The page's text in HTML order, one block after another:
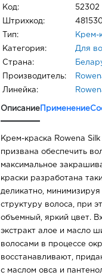
Код: 52302
Штрихкод:
Тип: Крем-
Категория: Для
Страна:
Производитель:
Линейка:
Описание Применение
Крем-краска Rowena
призвана обеспечить
максимальное
краски разработана
деликатно,
структуру волоса, при
объемный, яркий цвет.
экстракт алое и масло
волосами в процессе
восстанавливают,
с маслом овса и